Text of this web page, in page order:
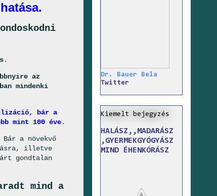
.
az
mindenki
bár a
mint 100 éve.
Bár a növekvő
illetve
gondtalan
mind a
Dr. Bauer Bela
Twitter
Kiemelt bejegyzés
HALÁSZ,,MADARÁSZ
,GYERMEKGYÓGYÁSZ
MIND ÉHENKÓRÁSZ